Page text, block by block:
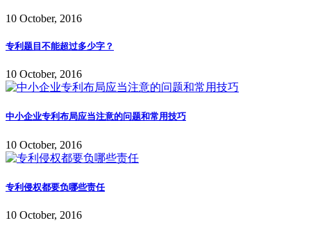
10 October, 2016
专利题目不能超过多少字？
10 October, 2016
中小企业专利布局应当注意的问题和常用技巧
10 October, 2016
专利侵权都要负哪些责任
10 October, 2016